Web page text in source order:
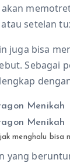
setelan
juga bisa
Sebagai
menghalu
yang